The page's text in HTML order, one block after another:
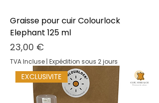
Graisse pour cuir Colourlock
Elephant 125 ml
Prix
23,00 €
TVA Incluse | Expédition sous 2 jours
EXCLUSIVITE